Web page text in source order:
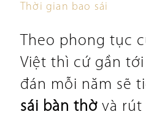
Thời gian bao sái
Theo phong tục
Việt thì cứ gần
đán mỗi năm sẽ
sái bàn thờ và rút